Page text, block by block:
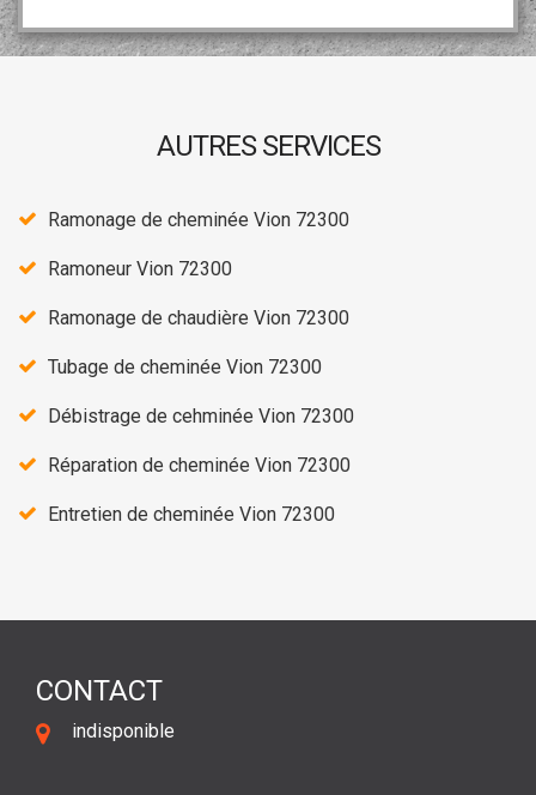
AUTRES SERVICES
Ramonage de cheminée Vion 72300
Ramoneur Vion 72300
Ramonage de chaudière Vion 72300
Tubage de cheminée Vion 72300
Débistrage de cehminée Vion 72300
Réparation de cheminée Vion 72300
Entretien de cheminée Vion 72300
CONTACT
indisponible